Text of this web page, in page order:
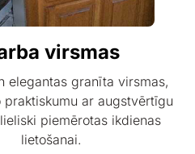
virsmas
elegantas granīta virsmas,
praktiskumu ar augstvērtīgu
piemērotas ikdienas
lietošanai.